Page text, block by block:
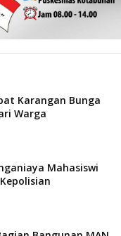
Karangan Bunga
Warga
Mahasiswi